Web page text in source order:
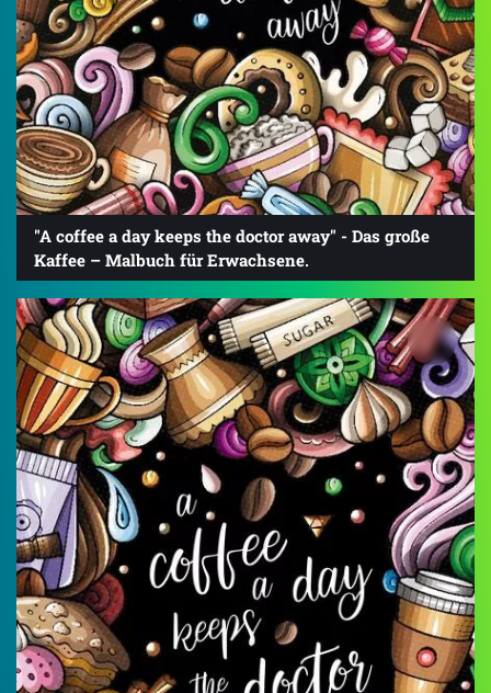
"A coffee a day keeps the doctor away" - Das große
Kaffee – Malbuch für Erwachsene.